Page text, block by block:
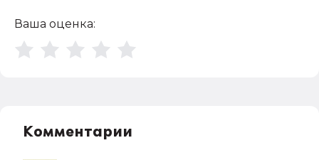
Ваша оценка:
Комментарии